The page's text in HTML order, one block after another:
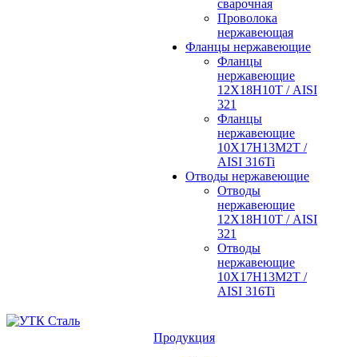
сварочная
Проволока
нержавеющая
Фланцы нержавеющие
Фланцы
нержавеющие
12Х18Н10Т / AISI
321
Фланцы
нержавеющие
10Х17Н13М2Т /
AISI 316Ti
Отводы нержавеющие
Отводы
нержавеющие
12Х18Н10Т / AISI
321
Отводы
нержавеющие
10Х17Н13М2Т /
AISI 316Ti
Продукция